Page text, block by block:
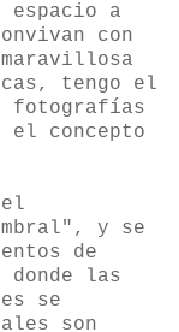
espacio a
con
tengo el
fotografías
el concepto
y se
de
las
se
son